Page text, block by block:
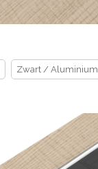
Zwart / Aluminium